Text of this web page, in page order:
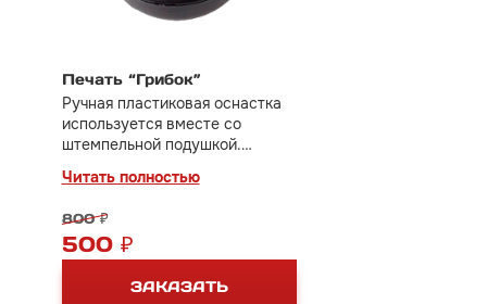
Печать “Грибок”
Читать полностью
Ручная пластиковая оснастка
используется вместе со
штемпельной подушкой.
нужно ставить много оттисков.
800 ₽
500 ₽
ЗАКАЗАТЬ